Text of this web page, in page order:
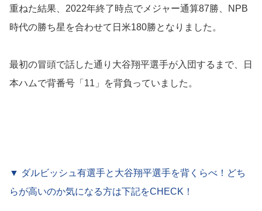
重ねた結果、2022年終了時点でメジャー通算87勝、NPB
時代の勝ち星を合わせて日米180勝となりました。
最初の冒頭で話した通り大谷翔平選手が入団するまで、日
本ハムで背番号「11」を背負っていました。
▼ ダルビッシュ有選手と大谷翔平選手を背くらべ！どち
らが高いのか気になる方は下記をCHECK！